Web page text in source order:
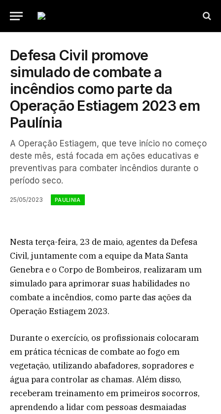
Defesa Civil promove
simulado de combate a
incêndios como parte da
Operação Estiagem 2023 em
Paulínia
A Operação Estiagem, que teve início no começo
deste mês, está focada em ações educativas e
preventivas para combater incêndios durante o
período seco.
25/05/2023 PAULINIA
Nesta terça-feira, 23 de maio, agentes da Defesa
Civil, juntamente com a equipe da Mata Santa
Genebra e o Corpo de Bombeiros, realizaram um
simulado para aprimorar suas habilidades no
combate a incêndios, como parte das ações da
Operação Estiagem 2023.
Durante o exercício, os profissionais colocaram
em prática técnicas de combate ao fogo em
vegetação, utilizando abafadores, sopradores e
água para controlar as chamas. Além disso,
receberam treinamento em primeiros socorros,
aprendendo a lidar com pessoas desmaiadas